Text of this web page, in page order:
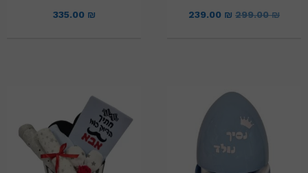
299.00₪
239.00 ₪
335.00 ₪